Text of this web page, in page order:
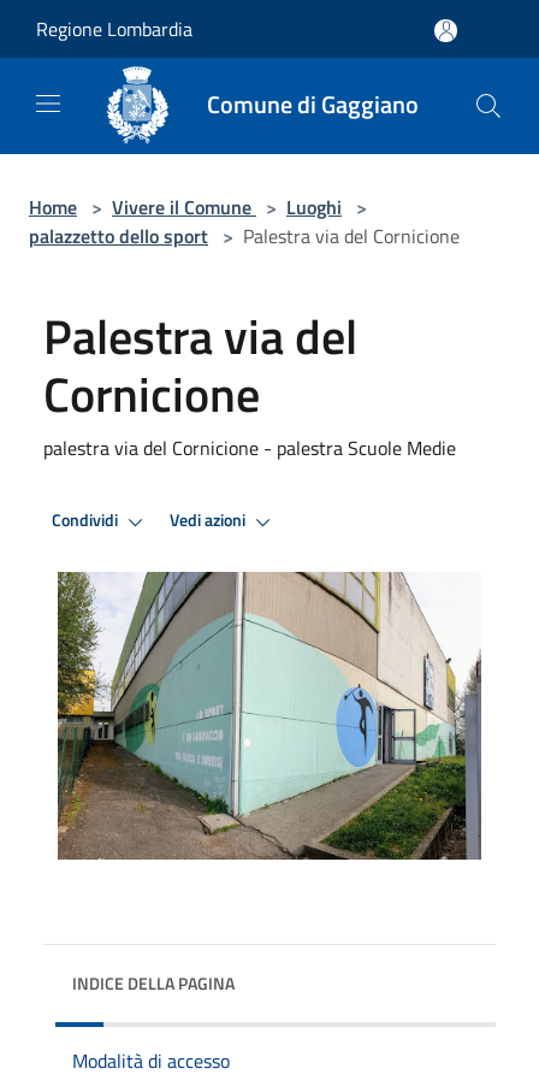
Regione Lombardia
Comune di Gaggiano
Home > Vivere il Comune > Luoghi >
palazzetto dello sport > Palestra via del Cornicione
Palestra via del
Cornicione
palestra via del Cornicione - palestra Scuole Medie
Condividi Vedi azioni
INDICE DELLA PAGINA
Modalità di accesso